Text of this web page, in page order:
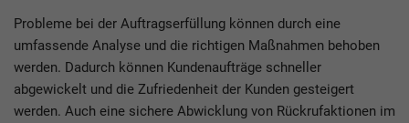
Probleme bei der Auftragserfüllung können durch eine
umfassende Analyse und die richtigen Maßnahmen behoben
werden. Dadurch können Kundenaufträge schneller
abgewickelt und die Zufriedenheit der Kunden gesteigert
werden. Auch eine sichere Abwicklung von Rückrufaktionen im